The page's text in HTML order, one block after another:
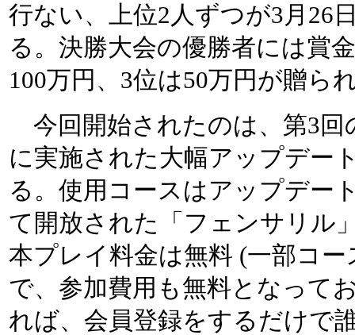
行ない、上位2人ずつが3月26
る。決勝大会の優勝者には賞
100万円、3位は50万円が贈ら
今回開始されたのは、第3回
に実施された大幅アップデー
る。使用コースはアップデー
て開放された「フェンサリル
本プレイ料金は無料 (一部コ
で、参加費用も無料となって
れば、会員登録をするだけで